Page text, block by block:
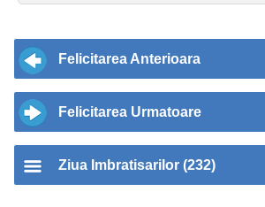
Felicitarea Anterioara
Felicitarea Urmatoare
Ziua Imbratisarilor (232)